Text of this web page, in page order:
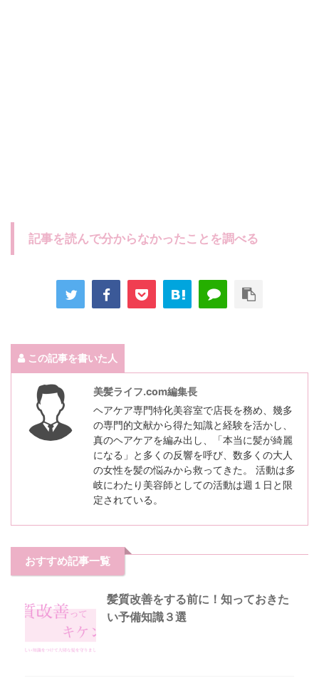
記事を読んで分からなかったことを調べる
この記事を書いた人
美髪ライフ.com編集長
ヘアケア専門特化美容室で店長を務め、幾多
の専門的文献から得た知識と経験を活かし、
真のヘアケアを編み出し、「本当に髪が綺麗
になる」と多くの反響を呼び、数多くの大人
の女性を髪の悩みから救ってきた。 活動は多
岐にわたり美容師としての活動は週１日と限
定されている。
おすすめ記事一覧
髪質改善をする前に！知っておきた
い予備知識３選